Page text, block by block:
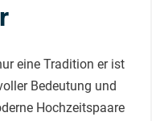
eine Tradition er ist
Bedeutung und
Hochzeitspaare